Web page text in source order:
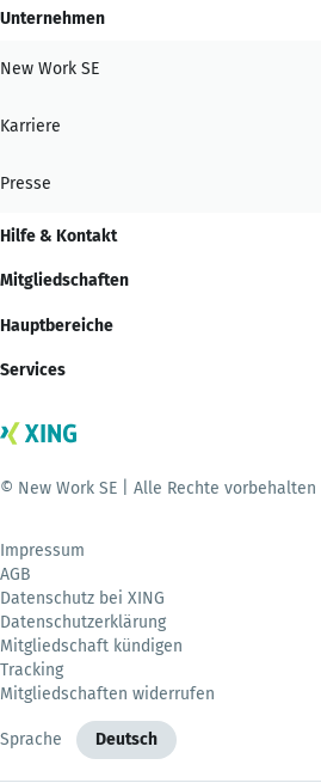
Unternehmen
New Work SE
Karriere
Presse
Hilfe & Kontakt
Mitgliedschaften
Hauptbereiche
Services
© New Work SE | Alle Rechte vorbehalten
Impressum
AGB
Datenschutz bei XING
Datenschutzerklärung
Mitgliedschaft kündigen
Tracking
Mitgliedschaften widerrufen
Sprache Deutsch